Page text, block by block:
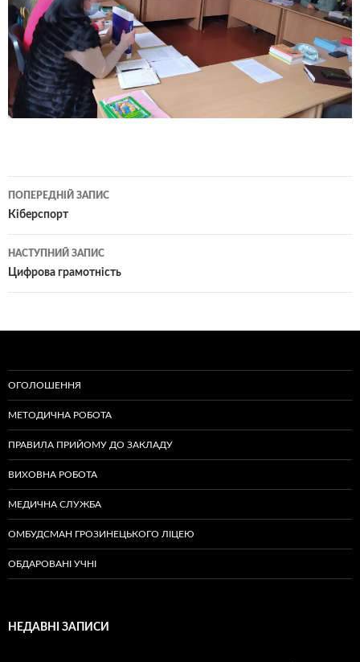
Навігація
по
записам
ПОПЕРЕДНІЙ ЗАПИС
Кіберспорт
НАСТУПНИЙ ЗАПИС
Цифрова грамотність
ОГОЛОШЕННЯ
МЕТОДИЧНА РОБОТА
ПРАВИЛА ПРИЙОМУ ДО ЗАКЛАДУ
ВИХОВНА РОБОТА
МЕДИЧНА СЛУЖБА
ОМБУДСМАН ГРОЗИНЕЦЬКОГО ЛІЦЕЮ
ОБДАРОВАНІ УЧНІ
НЕДАВНІ ЗАПИСИ